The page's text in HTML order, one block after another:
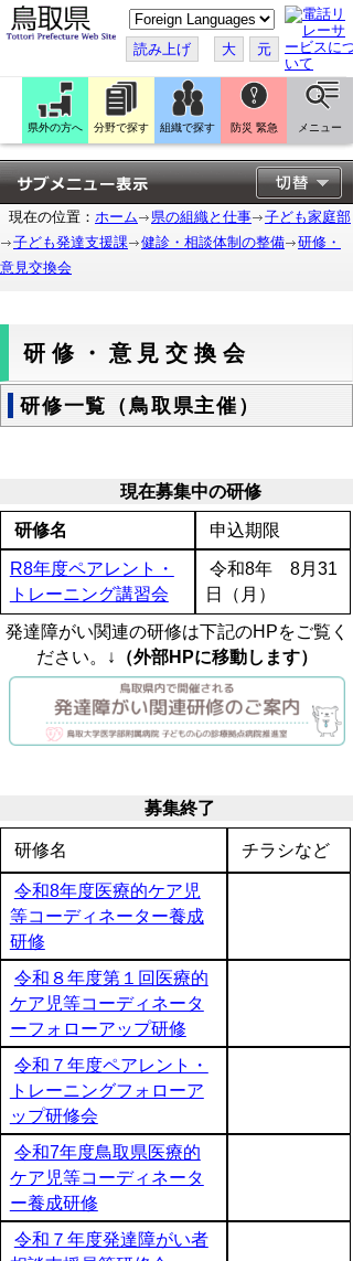
こ
の
ペ
ー
ジ
翻
訳
す
る
読み上げ 大 元
県外の方へ 分野で探す 組織で探す 防災 緊急 メニュー
現在の位置： ホーム 県の組織と仕事
子ども家庭部
子ども発達支援課
健診・相談体制の整備
研修・
意見交換会
研修・意見交換会
研修一覧（鳥取県主催）
現在募集中の研修
研修名 申込期限
R8年度ペアレント・
トレーニング講習会
令和8年 8月31
日（月）
発達障がい関連の研修は下記のHPをご覧く
ださい。↓ （外部HPに移動します）
募集終了
研修名 チラシなど
令和8年度医療的ケア児
等コーディネーター養成
研修
令和８年度第１回医療的
ケア児等コーディネータ
ーフォローアップ研修
令和７年度ペアレント・
トレーニングフォローア
ップ研修会
令和7年度鳥取県医療的
ケア児等コーディネータ
ー養成研修
令和７年度発達障がい者